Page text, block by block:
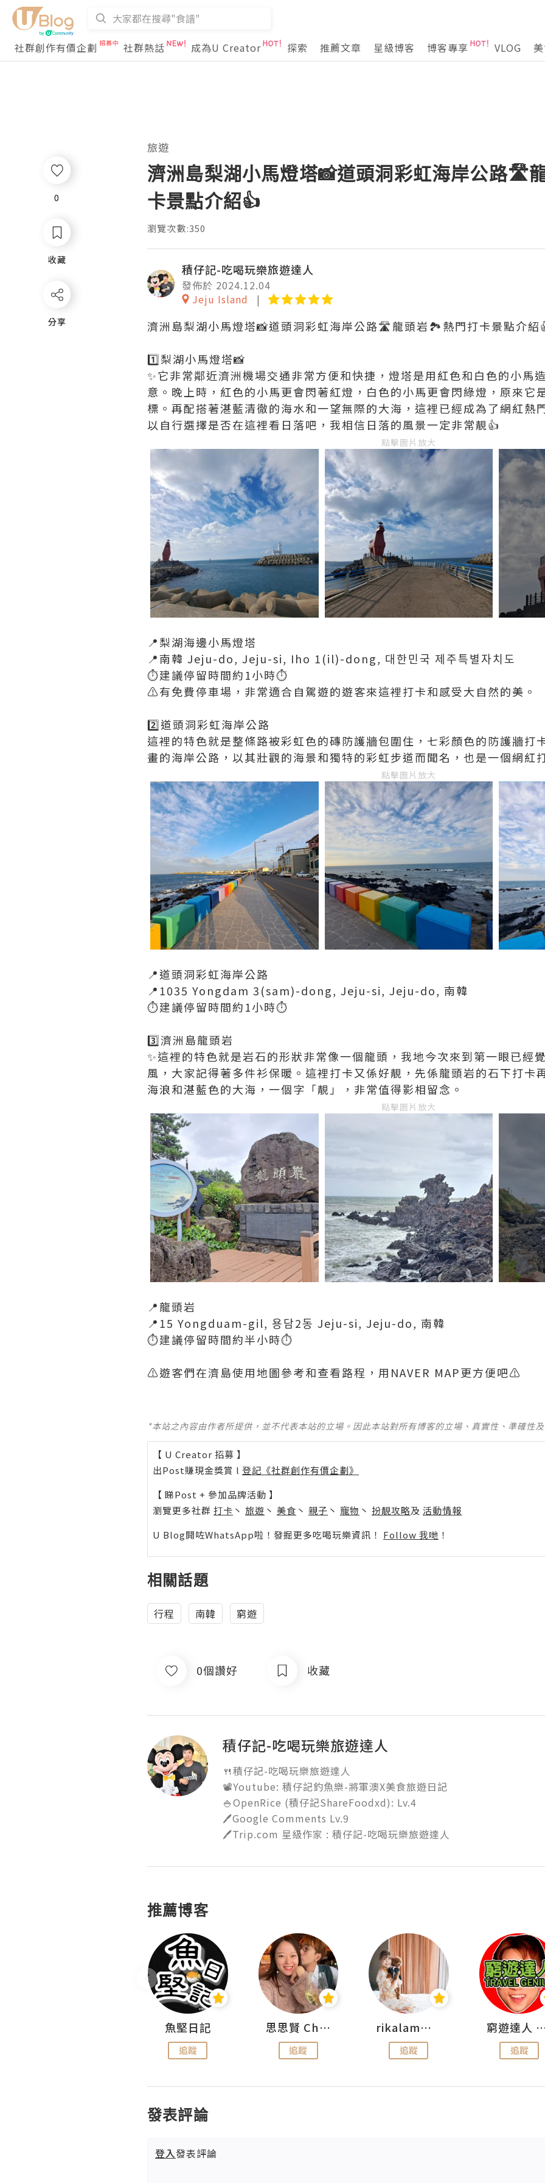
社群創作有價企劃 社群熱話 成為U Creator 探索 推薦文章 星級博客 博客專享 VLOG
0
收藏
分享
旅遊
濟洲島梨湖小馬燈塔📸道頭洞彩虹海岸公路🛣️
卡景點介紹👍
瀏覽次數:350
積仔記-吃喝玩樂旅遊達人
發佈於 2024.12.04
Jeju Island
濟洲島梨湖小馬燈塔📸道頭洞彩虹海岸公路🛣️龍頭岩🏞️熱門打卡景點介紹
1️⃣梨湖小馬燈塔📸
✨它非常鄰近濟洲機場交通非常方便和快捷，燈塔是用紅色和白色的小馬
意。晚上時，紅色的小馬更會閃著紅燈，白色的小馬更會閃綠燈，原來它
標。再配搭著湛藍清徹的海水和一望無際的大海，這裡已經成為了網紅熱
以自行選擇是否在這裡看日落吧，我相信日落的風景一定非常靚👍
點擊圖片放大
📍梨湖海邊小馬燈塔
📍南韓 Jeju-do, Jeju-si, Iho 1(il)-dong, 대한민국 제주특별자치도
⏱️建議停留時間約1小時⏱️
⚠️有免費停車場，非常適合自駕遊的遊客來這裡打卡和感受大自然的美。
2️⃣道頭洞彩虹海岸公路
這裡的特色就是整條路被彩虹色的磚防護牆包圍住，七彩顏色的防護牆打
畫的海岸公路，以其壯觀的海景和獨特的彩虹步道而聞名，也是一個網紅
點擊圖片放大
📍道頭洞彩虹海岸公路
📍1035 Yongdam 3(sam)-dong, Jeju-si, Jeju-do, 南韓
⏱️建議停留時間約1小時⏱️
3️⃣濟洲島龍頭岩
✨️這裡的特色就是岩石的形狀非常像一個龍頭，我地今次來到第一眼已經
風，大家記得著多件衫保暖。這裡打卡又係好靚，先係龍頭岩的石下打卡
海浪和湛藍色的大海，一個字「靚」，非常值得影相留念。
點擊圖片放大
📍龍頭岩
📍15 Yongduam-gil, 용담2동 Jeju-si, Jeju-do, 南韓
⏱️建議停留時間約半小時⏱️
⚠️遊客們在濟島使用地圖參考和查看路程，用NAVER MAP更方便吧⚠️
*本站之內容由作者所提供，並不代表本站的立場。因此本站對所有博客的立場、真實性、準確性
【 U Creator 招募 】
出Post賺現金獎賞 l 登記《社群創作有價企劃》
【 睇Post + 參加品牌活動 】
瀏覽更多社群 打卡 丶 旅遊 丶 美食 丶 親子 丶 寵物 丶 扮靚攻略及 活動情報
U Blog開咗WhatsApp啦！發掘更多吃喝玩樂資訊！ Follow 我哋 ！
相關話題
行程 南韓 窮遊
0個讚好 收藏
積仔記-吃喝玩樂旅遊達人
🍴積仔記-吃喝玩樂旅遊達人
📽️Youtube: 積仔記釣魚樂-將軍澳X美食旅遊日記
🍚OpenRice (積仔記ShareFoodxd): Lv.4
🖊️Google Comments Lv.9
🖊️Trip.com 星級作家 : 積仔記-吃喝玩樂旅遊達人
推薦博客
魚堅日記
追蹤
思思賢 ChillMyBabe
追蹤
rikalammm
追蹤
窮遊達人
追蹤
發表評論
登入發表評論
0
收藏
分享